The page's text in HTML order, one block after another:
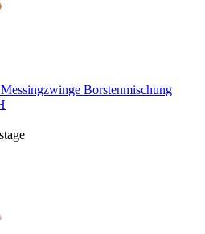
Borstenmischung